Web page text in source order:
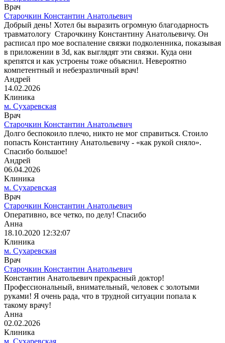
Врач
Старочкин Константин Анатольевич
Добрый день! Хотел бы выразить огромную благодарность
травматологу Старочкину Константину Анатольевичу. Он
расписал про мое воспаление связки подколенника, показывая
в приложении в 3d, как выглядят эти связки. Куда они
крепятся и как устроены тоже объяснил. Невероятно
компетентный и небезразличный врач!
Андрей
14.02.2026
Клиника
м. Сухаревская
Врач
Старочкин Константин Анатольевич
Долго беспокоило плечо, никто не мог справиться. Стоило
попасть Константину Анатольевичу - «как рукой сняло».
Спасибо большое!
Андрей
06.04.2026
Клиника
м. Сухаревская
Врач
Старочкин Константин Анатольевич
Оперативно, все четко, по делу! Спасибо
Анна
18.10.2020 12:32:07
Клиника
м. Сухаревская
Врач
Старочкин Константин Анатольевич
Константин Анатольевич прекрасный доктор!
Профессиональный, внимательный, человек с золотыми
руками! Я очень рада, что в трудной ситуации попала к
такому врачу!
Анна
02.02.2026
Клиника
м. Сухаревская